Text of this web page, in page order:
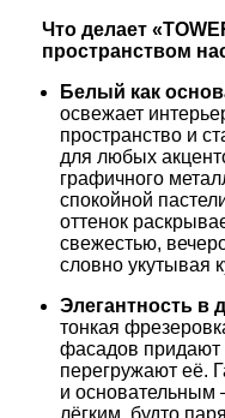
Что делает
пространством
Белый как
освежает
пространство и
для любых
графичного
спокойной
оттенок
свежестью,
словно укутывая
Элегантность в
тонкая
фасадов придают
перегружают её.
и основательным
лёгким, будто